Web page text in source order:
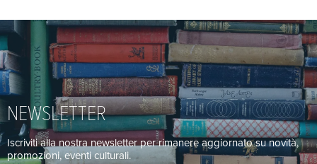
NEWSLETTER
Iscriviti alla nostra newsletter per rimanere aggiornato su novità,
promozioni, eventi culturali.